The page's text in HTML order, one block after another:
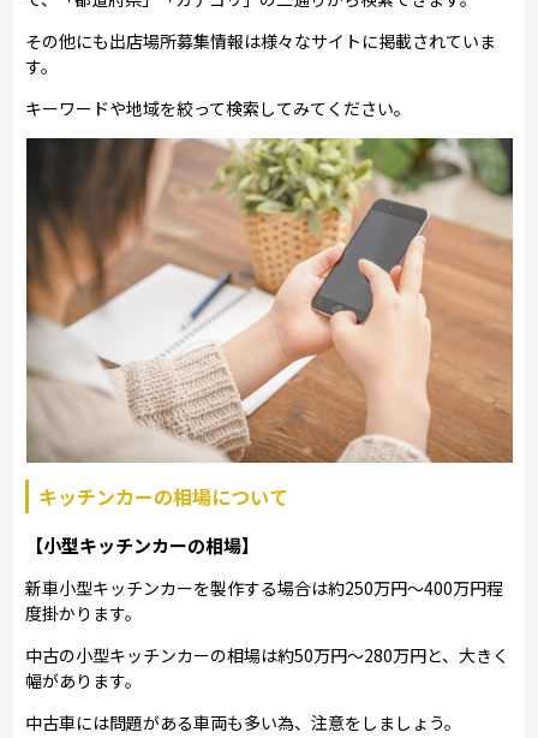
その他にも出店場所募集情報は様々なサイトに掲載されていま
す。
キーワードや地域を絞って検索してみてください。
キッチンカーの相場について
【小型キッチンカーの相場】
新車小型キッチンカーを製作する場合は約250万円～400万円程
度掛かります。
中古の小型キッチンカーの相場は約50万円～280万円と、大きく
幅があります。
中古車には問題がある車両も多い為、注意をしましょう。